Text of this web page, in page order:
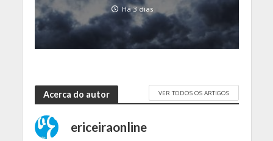
Há 3 dias
Acerca do autor VER TODOS OS ARTIGOS
ericeiraonline